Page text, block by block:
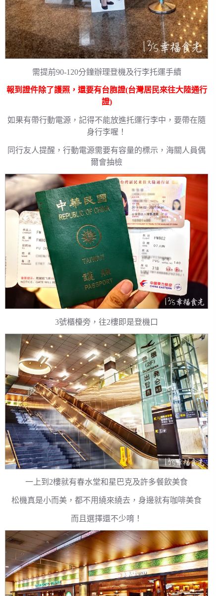
需提前90-120分鐘辦理登機及行李托運手續
報到證件除了護照，還要有台胞證(台灣居民來往大陸通行
證)
如果有帶行動電源，記得不能放進托運行李中，要帶在隨
身行李喔！
同行友人提醒，行動電源需要有容量的標示，海關人員偶
爾會抽檢
3號櫃檯旁，往2樓即是登機口
一上到2樓就有春水堂和星巴克及許多餐飲美食
松機真是小而美，都不用繞來繞去，身邊就有咖啡美食
而且選擇還不少唷！